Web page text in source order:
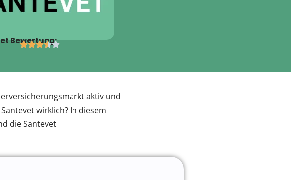
Bewertung:
aktiv und
wirklich? In diesem
die Santevet